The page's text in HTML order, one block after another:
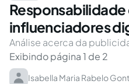
Responsabilidade
influenciadores
Análise acerca da
Exibindo página 1 de 2
Isabella Maria Rabelo